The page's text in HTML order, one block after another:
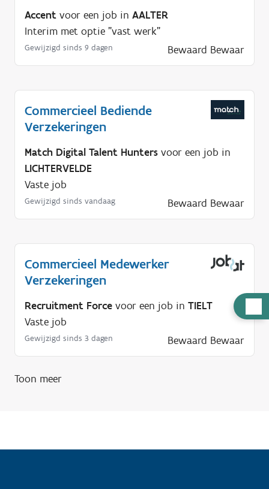
u
l
p
?
Accent voor een job in AALTER
Interim met optie "vast werk"
Gewijzigd sinds 9 dagen Bewaard Bewaar
Commercieel Bediende
Verzekeringen
Match Digital Talent Hunters voor een job in
LICHTERVELDE
Vaste job
Gewijzigd sinds vandaag Bewaard Bewaar
Commercieel Medewerker
Verzekeringen
Recruitment Force voor een job in TIELT
Vaste job
Gewijzigd sinds 3 dagen Bewaard Bewaar
Toon meer